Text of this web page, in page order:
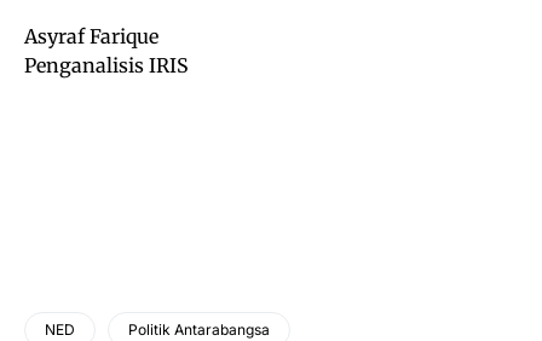
Asyraf Farique
Penganalisis IRIS
NED Politik Antarabangsa